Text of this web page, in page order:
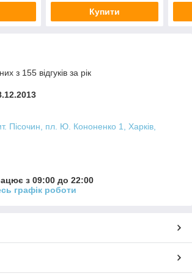
Купити
з 155 відгуків за рік
Пісочин, пл. Ю. Кононенко 1, Харків,
з 09:00 до 22:00
графік роботи